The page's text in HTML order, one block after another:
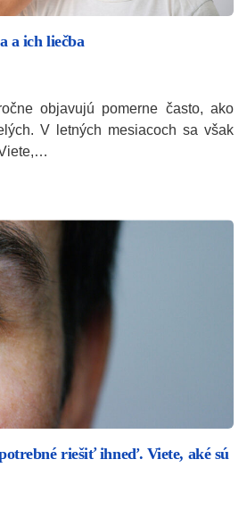
a ich liečba
objavujú pomerne často, ako
V letných mesiacoch sa však
riešiť ihneď. Viete, aké sú